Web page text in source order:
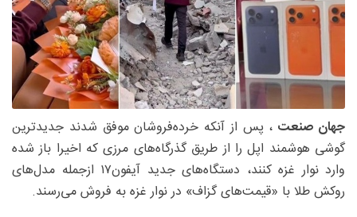
جهان صنعت ، پس از آنکه خرده‌فروشان موفق شدند جدیدترین
گوشی هوشمند اپل را از طریق گذرگاه‌های مرزی که اخیرا باز شده
وارد نوار غزه کنند، دستگاه‌های جدید آیفون۱۷ ازجمله مدل‌های
روکش طلا با «قیمت‌های گزاف» در نوار غزه به فروش می‌رسند.